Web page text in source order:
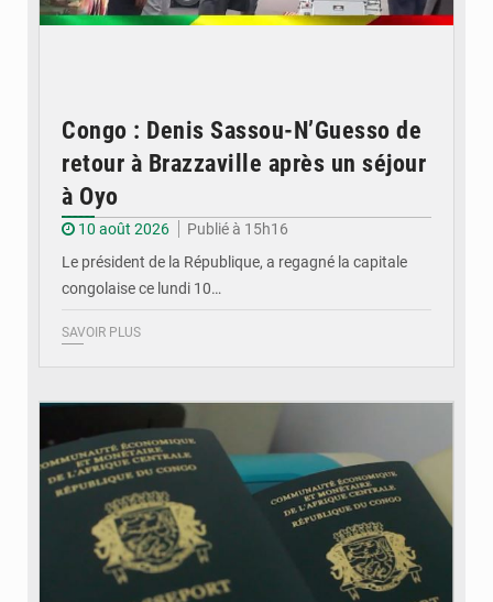
Congo : Denis Sassou-N’Guesso de
retour à Brazzaville après un séjour
à Oyo
10 août 2026
Publié à 15h16
Le président de la République, a regagné la capitale
congolaise ce lundi 10…
SAVOIR PLUS